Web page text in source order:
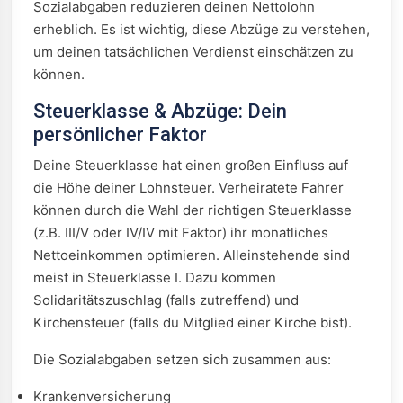
Sozialabgaben reduzieren deinen Nettolohn
erheblich. Es ist wichtig, diese Abzüge zu verstehen,
um deinen tatsächlichen Verdienst einschätzen zu
können.
Steuerklasse & Abzüge: Dein
persönlicher Faktor
Deine Steuerklasse hat einen großen Einfluss auf
die Höhe deiner Lohnsteuer. Verheiratete Fahrer
können durch die Wahl der richtigen Steuerklasse
(z.B. III/V oder IV/IV mit Faktor) ihr monatliches
Nettoeinkommen optimieren. Alleinstehende sind
meist in Steuerklasse I. Dazu kommen
Solidaritätszuschlag (falls zutreffend) und
Kirchensteuer (falls du Mitglied einer Kirche bist).
Die Sozialabgaben setzen sich zusammen aus:
Krankenversicherung